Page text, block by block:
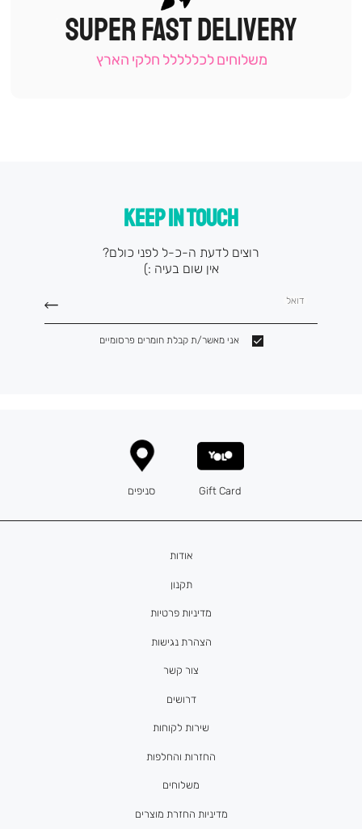
|
תומכי
-
SUPER FAST DELIVERY
משלוחים לכללללל חלקי הארץ
KEEP IN TOUCH
רוצים לדעת ה-כ-ל לפני כולם?
אין שום בעיה :)
דואל
אני מאשר/ת קבלת חומרים פרסומיים
אודות
תקנון
מדיניות פרטיות
הצהרת נגישות
צור קשר
דרושים
Gift Card סניפים
שירות לקוחות
החזרות והחלפות
משלוחים
מדיניות החזרת מוצרים